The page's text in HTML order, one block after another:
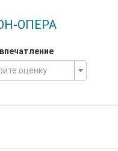
ОПЕРА
оценку